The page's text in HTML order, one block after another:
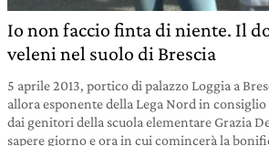
Io non faccio finta di niente. Il
veleni nel suolo di Brescia
5 aprile 2013, portico di palazzo Loggia a
allora esponente della Lega Nord in
dai genitori della scuola elementare Grazia
sapere giorno e ora in cui comincerà la